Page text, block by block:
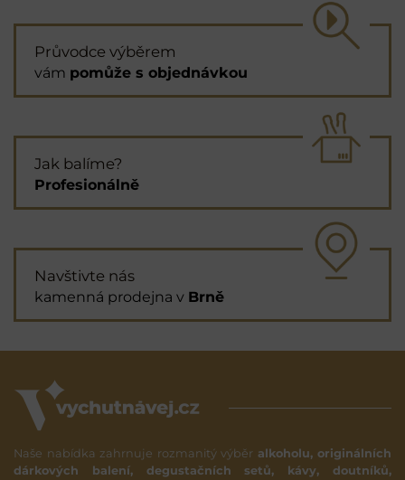
Průvodce výběrem
vám pomůže s objednávkou
Jak balíme?
Profesionálně
Navštivte nás
kamenná prodejna v Brně
Naše nabídka zahrnuje rozmanitý výběr alkoholu, originálních
dárkových balení, degustačních setů, kávy, doutníků,